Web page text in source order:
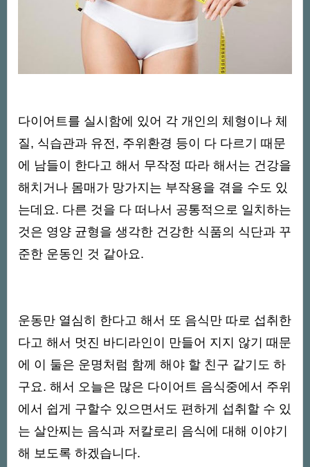
다이어트를 실시함에 있어 각 개인의 체형이나 체
질, 식습관과 유전, 주위환경 등이 다 다르기 때문
에 남들이 한다고 해서 무작정 따라 해서는 건강을
해치거나 몸매가 망가지는 부작용을 겪을 수도 있
는데요. 다른 것을 다 떠나서 공통적으로 일치하는
것은 영양 균형을 생각한 건강한 식품의 식단과 꾸
준한 운동인 것 같아요.
운동만 열심히 한다고 해서 또 음식만 따로 섭취한
다고 해서 멋진 바디라인이 만들어 지지 않기 때문
에 이 둘은 운명처럼 함께 해야 할 친구 같기도 하
구요. 해서 오늘은 많은 다이어트 음식중에서 주위
에서 쉽게 구할수 있으면서도 편하게 섭취할 수 있
는 살안찌는 음식과 저칼로리 음식에 대해 이야기
해 보도록 하겠습니다.